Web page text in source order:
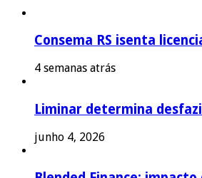
Consema RS isenta
4 semanas atrás
Liminar determina
junho 4, 2026